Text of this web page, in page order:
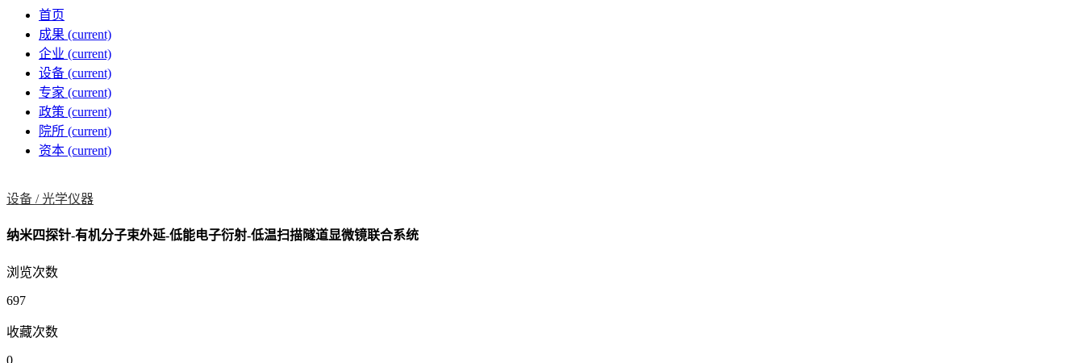
首页
成果 (current)
企业 (current)
设备 (current)
专家 (current)
政策 (current)
院所 (current)
资本 (current)
设备 /光学仪器
纳米四探针-有机分子束外延-低能电子衍射-低温扫描隧道显微镜联合系统
浏览次数
697
收藏次数
0